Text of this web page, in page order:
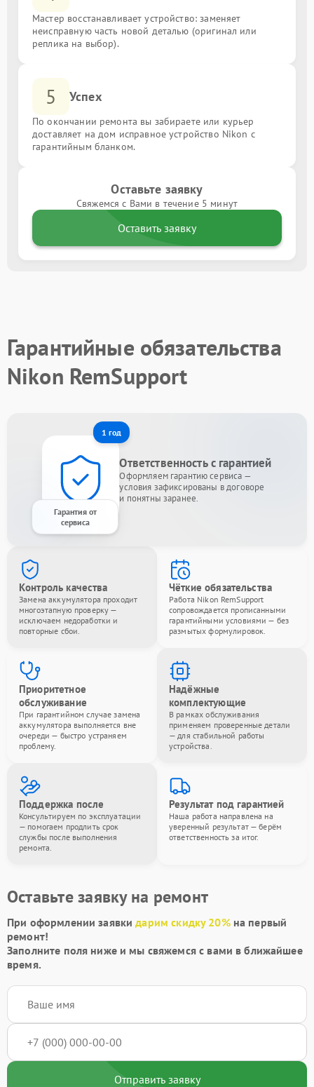
Мастер восстанавливает устройство: заменяет
неисправную часть новой деталью (оригинал или
реплика на выбор).
5 Успех
По окончании ремонта вы забираете или курьер
доставляет на дом исправное устройство Nikon с
гарантийным бланком.
Оставьте заявку
Свяжемся с Вами в течение 5 минут
Оставить заявку
Гарантийные обязательства
Nikon RemSupport
1 год
Гарантия от
сервиса
Ответственность с гарантией
Оформляем гарантию сервиса —
условия зафиксированы в договоре
и понятны заранее.
Контроль качества
Замена аккумулятора проходит
многоэтапную проверку —
исключаем недоработки и
повторные сбои.
Чёткие обязательства
Работа Nikon RemSupport
сопровождается прописанными
гарантийными условиями — без
размытых формулировок.
Приоритетное
обслуживание
При гарантийном случае замена
аккумулятора выполняется вне
очереди — быстро устраняем
проблему.
Надёжные
комплектующие
В рамках обслуживания
применяем проверенные детали
— для стабильной работы
устройства.
Поддержка после
Консультируем по эксплуатации
— помогаем продлить срок
службы после выполнения
ремонта.
Результат под гарантией
Наша работа направлена на
уверенный результат — берём
ответственность за итог.
Оставьте заявку на ремонт
При оформлении заявкидарим скидку 20%на первый
ремонт!
Заполните поля ниже и мы свяжемся с вами в ближайшее
время.
Отправить заявку